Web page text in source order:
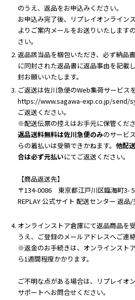
のうえ、返品をお申込みください。
お申込み完了後、リプレイオンライン
よりご案内メールをお送りいたします
さい。
返品該当品を梱包いただき、必ず納品
に同封された返品書に返品事由を記載
封お願いいたします。
ご返送は佐川急便のWeb集荷サービス
https://www.sagawa-exp.co.jp/send/
ご返送ください。​​​
※配送伝票の控えはお手元に保管くださ
返品送料無料は佐川急便のみのサービ
らの着払いは受領できかねます。他配
合は必ず元払いにてご返送ください。​​
【商品返送先】​
〒134-0086 東京都江戸川区臨海町3-
REPLAY 公式サイト 配送センター 返品
オンラインストア倉庫にて返品商品を
うえ、ご登録のメールアドレスへご連
※返金のお手続きは、オンラインスト
ら1週間程度かかります。
ご不明な点がある場合は、リプレイオ
サポートへお問合せください。